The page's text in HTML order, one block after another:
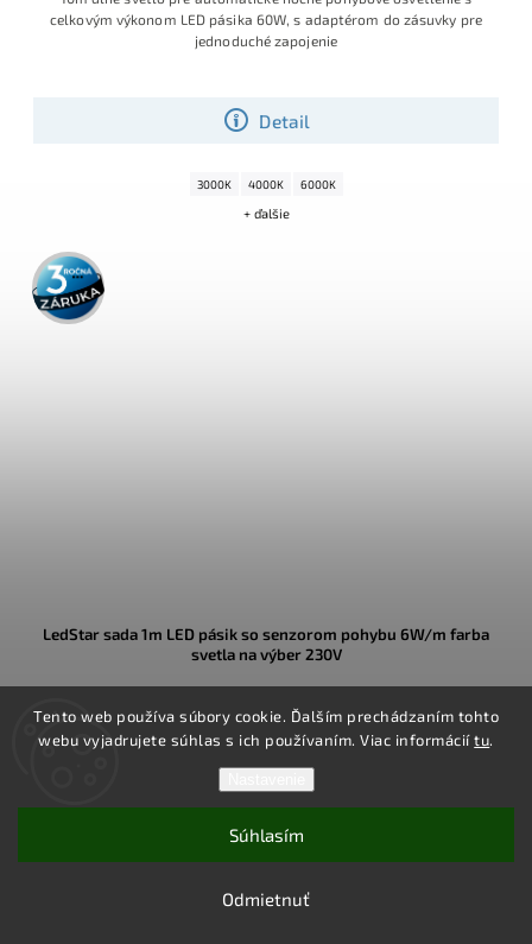
Tento web používa súbory cookie. Ďalším prechádzaním tohto
webu vyjadrujete súhlas s ich používaním. Viac informáciítu.
Odmietnuť
Súhlasím
Detail
celkovým výkonom LED pásika 60W, s adaptérom do zásuvky pre
jednoduché zapojenie
3000K 4000K 6000K
+ ďalšie
3 roky
záruka
LedStar sada 1m LED pásik so senzorom pohybu 6W/m farba
svetla na výber 230V
✅ SKLADOM
€24,50
jednoduché zapojenie